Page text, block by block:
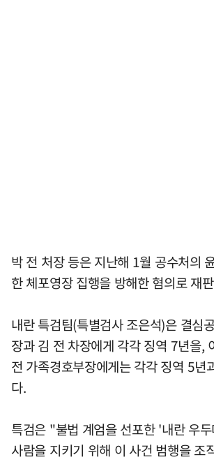
박 전 처장 등은 지난해 1월 공수처의
한 체포영장 집행을 방해한 혐의로 재
내란 특검팀(특별검사 조은석)은 결심
장과 김 전 차장에게 각각 징역 7년을,
전 가족경호부장에게는 각각 징역 5년
다.
특검은 "불법 계엄을 선포한 '내란 우
사람을 지키기 위해 이 사건 범행을 조